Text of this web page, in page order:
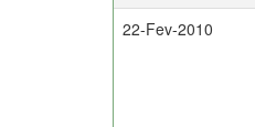
22-Fev-2010